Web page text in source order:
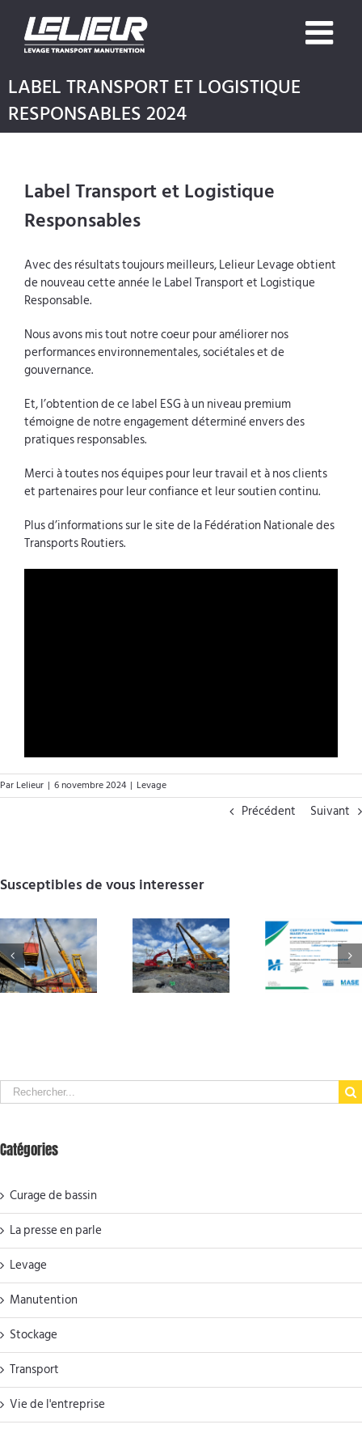
content
LABEL TRANSPORT ET LOGISTIQUE
RESPONSABLES 2024
Label Transport et Logistique
Responsables
Avec des résultats toujours meilleurs, Lelieur Levage obtient
de nouveau cette année le Label Transport et Logistique
Responsable.
Nous avons mis tout notre coeur pour améliorer nos
performances environnementales, sociétales et de
gouvernance.
Et, l’obtention de ce label ESG à un niveau premium
témoigne de notre engagement déterminé envers des
pratiques responsables.
Merci à toutes nos équipes pour leur travail et à nos clients
et partenaires pour leur confiance et leur soutien continu.
Plus d’informations sur le site de la Fédération Nationale des
Transports Routiers.
Par Lelieur | 6 novembre 2024 | Levage
Précédent Suivant
Susceptibles de vous interesser
Relevage
spectaculaire
d’une
foreuse de
Notre
certification
MASE
renouvelée
voeux
Search
for:
Catégories
Curage de bassin
La presse en parle
Levage
Manutention
Stockage
Transport
Vie de l'entreprise